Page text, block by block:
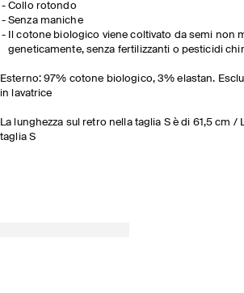
Collo rotondo
Senza maniche
Il cotone biologico viene coltivato da semi non
geneticamente, senza fertilizzanti o pesticidi
Esterno: 97% cotone biologico, 3% elastan.
in lavatrice
La lunghezza sul retro nella taglia S è di 61,5 cm /
taglia S